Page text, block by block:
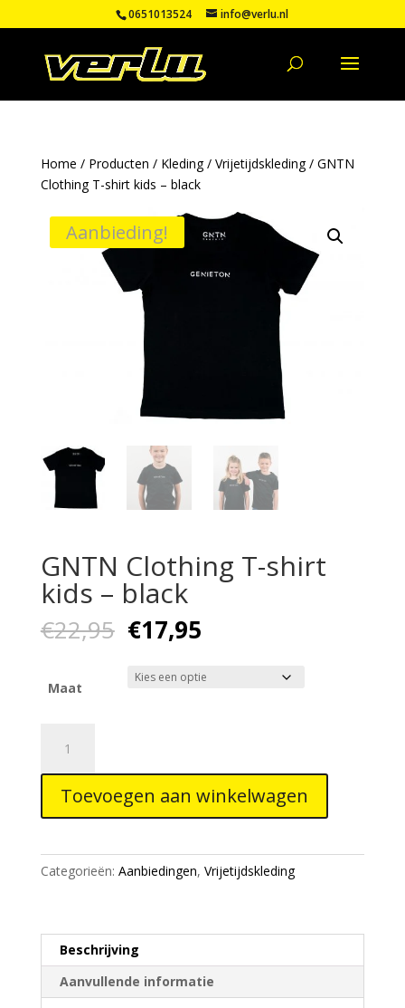
0651013524 info@verlu.nl
Home / Producten / Kleding/ Vrijetijdskleding/ GNTN
Clothing T-shirt kids – black
Aanbieding!
GNTN Clothing T-shirt
kids – black
€22,95 Oorspronkelijke
prijs
was:
€22,95.
€17,95Huidige
is:
€17,95.
Maat
Clothing
T-
shirt
kids
black
aantal
Toevoegen aan winkelwagen
Categorieën: Aanbiedingen, Vrijetijdskleding
Beschrijving
Aanvullende informatie